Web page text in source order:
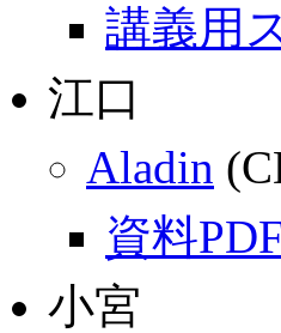
講義用
江口
Aladin
資料
小宮